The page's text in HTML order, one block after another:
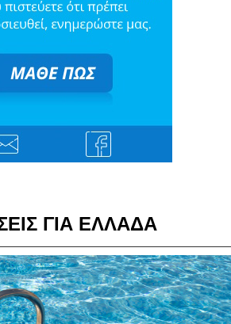
ΓΙΑ ΕΛΛΑΔΑ